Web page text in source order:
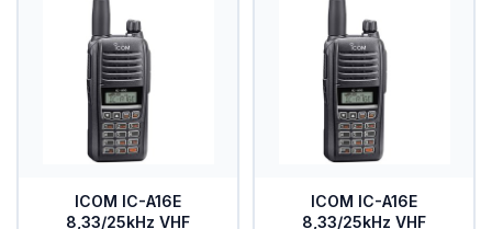
Ladegeräte
Mückenputzer
SauerstoffICOM IC-A16E
8,33/25kHz VHF
ICOM IC-A16E
8,33/25kHz VHF